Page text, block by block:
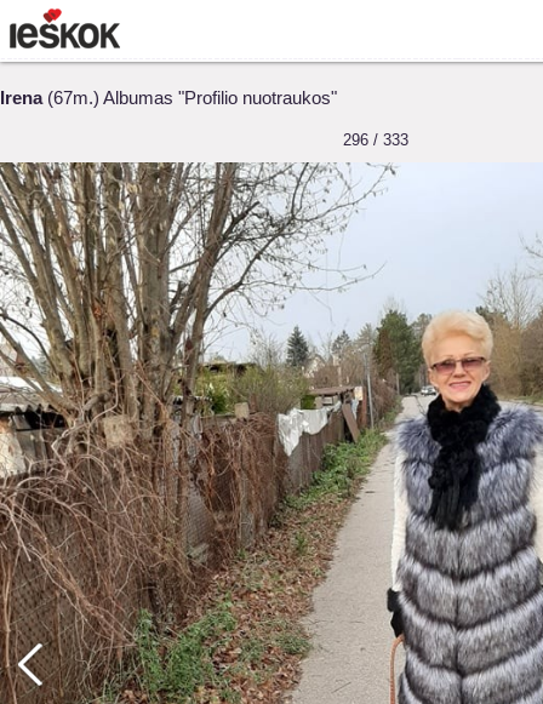
Irena(67m.) Albumas "Profilio nuotraukos"
296 / 333